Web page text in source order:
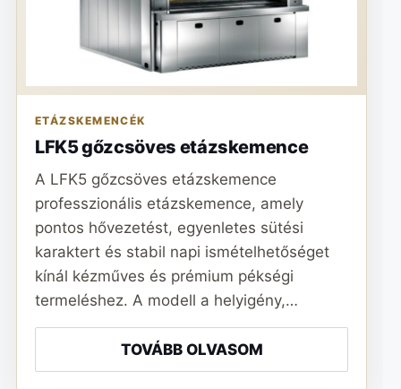
ETÁZSKEMENCÉK
LFK5 gőzcsöves etázskemence
A LFK5 gőzcsöves etázskemence
professzionális etázskemence, amely
pontos hővezetést, egyenletes sütési
karaktert és stabil napi ismételhetőséget
kínál kézműves és prémium pékségi
termeléshez. A modell a helyigény,…
TOVÁBB OLVASOM